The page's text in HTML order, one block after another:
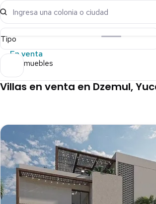
Ingresa una colonia o ciudad
Tipo
En venta
61 inmuebles
Villas en venta en Dzemul,